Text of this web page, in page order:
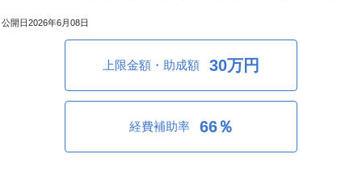
2026年6月08日
上限金額・助成額 30万円
経費補助率 66％